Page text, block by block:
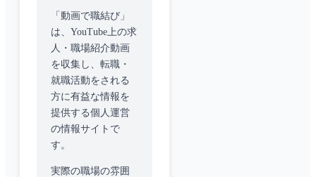
「動画で職結び」
は、YouTube上の求
人・職場紹介動画
を収集し、転職・
就職活動をされる
方に有益な情報を
提供する個人運営
の情報サイトで
す。
実際の職場の雰囲